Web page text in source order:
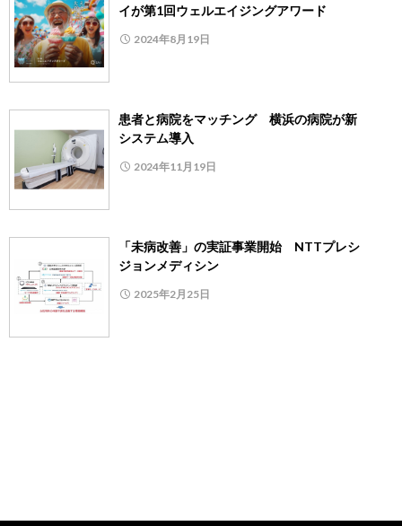
イが第1回ウェルエイジングアワード
2024年8月19日
患者と病院をマッチング 横浜の病院が新
システム導入
2024年11月19日
「未病改善」の実証事業開始 NTTプレシ
ジョンメディシン
2025年2月25日